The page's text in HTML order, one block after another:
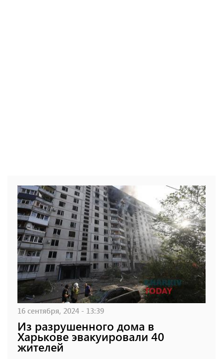
16 сентября, 2024 - 13:39
Из разрушенного дома в
Харькове эвакуировали 40
жителей